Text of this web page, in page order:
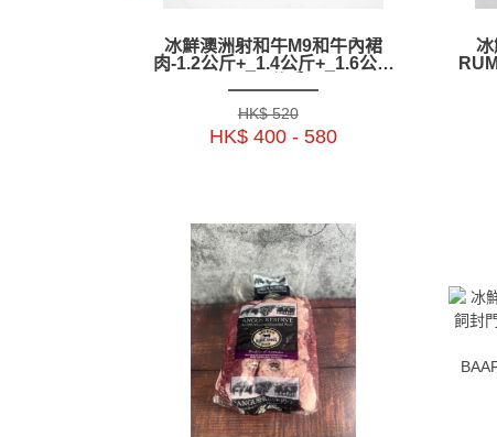
冰鮮澳洲射和牛M9和牛內裙
肉-1.2公斤+_1.4公斤+_1.6公斤
HK$ 520
HK$ 400 - 580
冰